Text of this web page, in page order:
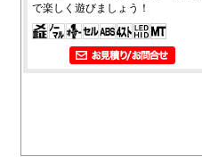
で楽しく遊びましょう！